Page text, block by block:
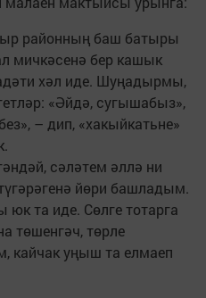
районның баш батыры
мичкәсенә бер кашык
хәл иде. Шуңадырмы,
«Әйдә, сугышабыз»,
– дип, «хакыйкатьне»
сәләтем әллә ни
йөри башладым.
та иде. Сөлге тотарга
төшенгәч, төрле
кайчак уңыш та елмаеп